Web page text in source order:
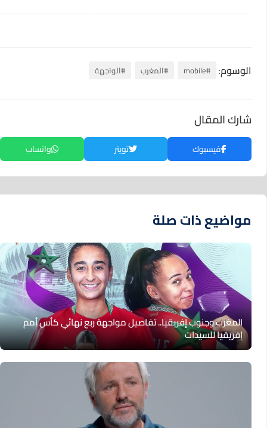
الوسوم: #mobile #المغرب #الواجهة
شارك المقال
فيسبوك تويتر واتساب
مواضيع ذات صلة
المغرب وجنوب إفريقيا.. تفاصيل مواجهة ربع نهائي كأس أمم
إفريقيا للسيدات